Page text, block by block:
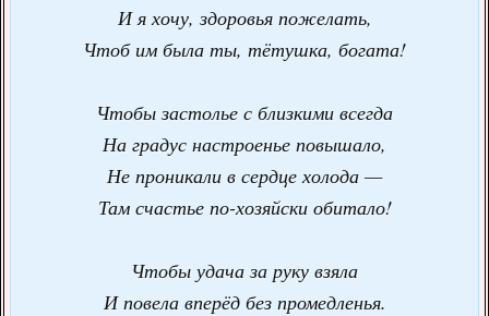
И я хочу, здоровья пожелать,
Чтоб им была ты, тётушка, богата!
Чтобы застолье с близкими всегда
На градус настроенье повышало,
Не проникали в сердце холода —
Там счастье по-хозяйски обитало!
Чтобы удача за руку взяла
И повела вперёд без промедленья.